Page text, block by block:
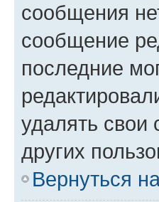
сообщения
сообщение
последние
удалять
других
Вернуться